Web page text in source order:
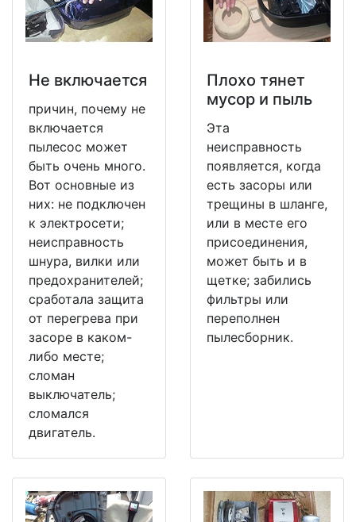
Не включается
причин, почему не
включается
пылесос может
быть очень много.
Вот основные из
них: не подключен
к электросети;
неисправность
шнура, вилки или
предохранителей;
сработала защита
от перегрева при
засоре в каком-
либо месте;
сломан
выключатель;
сломался
двигатель.
Плохо тянет
мусор и пыль
Эта
неисправность
появляется, когда
есть засоры или
трещины в шланге,
или в месте его
присоединения,
может быть и в
щетке; забились
фильтры или
переполнен
пылесборник.